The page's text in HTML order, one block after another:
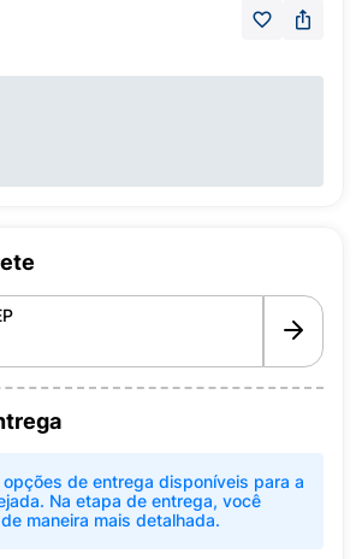
de entrega disponíveis para a
Na etapa de entrega, você
maneira mais detalhada.